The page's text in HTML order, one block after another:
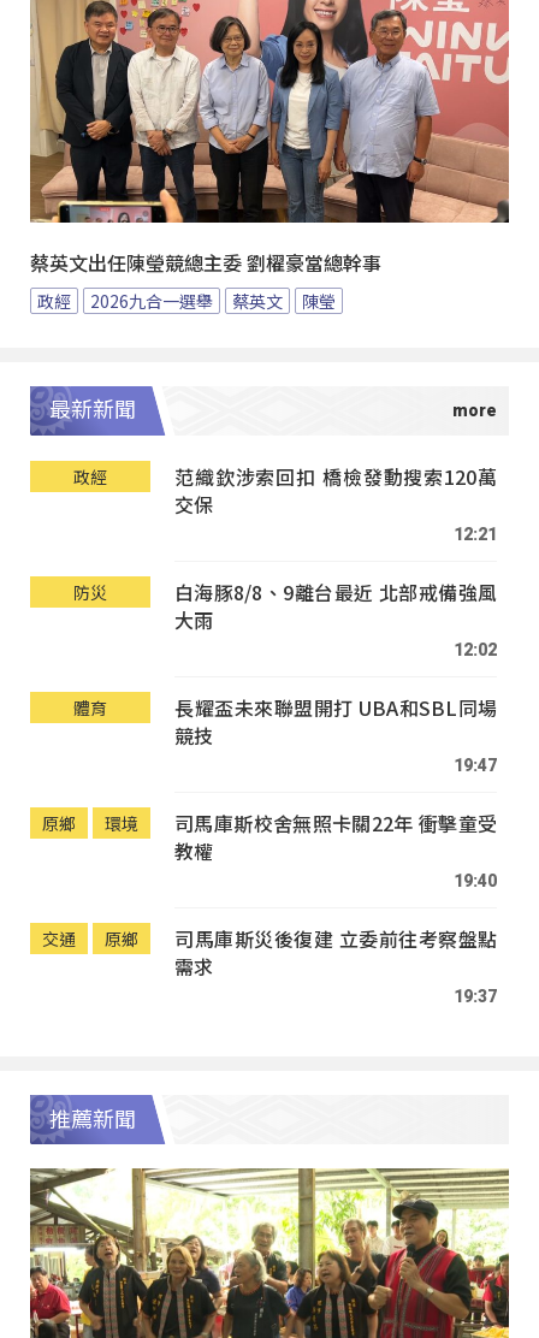
蔡英文出任陳瑩競總主委 劉櫂豪當總幹事
政經 2026九合一選舉 蔡英文 陳瑩
最新新聞
政經
范織欽涉索回扣 橋檢發動搜索120萬
交保
12:21
防災
白海豚8/8、9離台最近 北部戒備強風
大雨
12:02
體育
長耀盃未來聯盟開打 UBA和SBL同場
競技
19:47
原鄉 環境
司馬庫斯校舍無照卡關22年 衝擊童受
教權
19:40
交通 原鄉
司馬庫斯災後復建 立委前往考察盤點
需求
19:37
推薦新聞